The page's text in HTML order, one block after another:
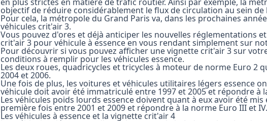
objectif de réduire considérablement le flux de circulation au sein
Pour cela, la métropole du Grand Paris va, dans les prochaines
véhicules crit'air 3.
Vous pouvez d'ores et déjà anticiper les nouvelles réglementations
crit'air 3 pour véhicule à essence en vous rendant simplement sur
Pour découvrir si vous pouvez afficher une vignette crit'air 3 sur
conditions à remplir pour les véhicules essence.
Les deux roues, quadricycles et tricycles à moteur de norme Euro 2
2004 et 2006.
Une fois de plus, les voitures et véhicules utilitaires légers essence
véhicule doit avoir été immatriculé entre 1997 et 2005 et répondre à
Les véhicules poids lourds essence doivent quant à eux avoir été
première fois entre 2001 et 2009 et répondre à la norme Euro III et IV.
Les véhicules à essence et la vignette crit'air 4